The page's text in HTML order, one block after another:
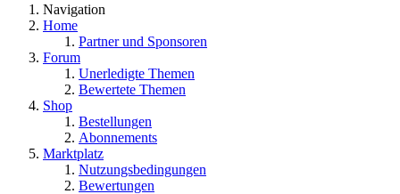
Navigation
Home
Partner und Sponsoren
Forum
Unerledigte Themen
Bewertete Themen
Shop
Bestellungen
Abonnements
Marktplatz
Nutzungsbedingungen
Bewertungen